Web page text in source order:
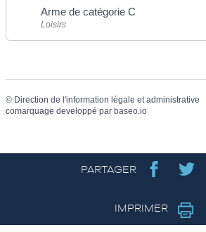
Arme de catégorie C
Loisirs
© Direction de l'information légale et administrative
comarquage developpé par baseo.io
PARTAGER
IMPRIMER